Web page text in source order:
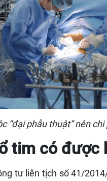
“đại phẫu thuật” nên
tim có được
tư liên tịch số 41/